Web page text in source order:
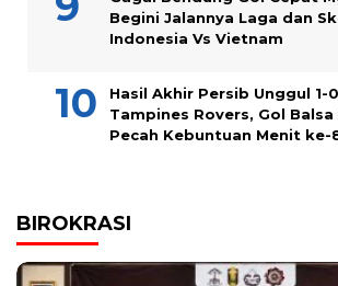
Begini Jalannya Laga dan
Indonesia Vs Vietnam
Hasil Akhir Persib Unggul 1-
Tampines Rovers, Gol Balsa
Pecah Kebuntuan Menit ke-
BIROKRASI